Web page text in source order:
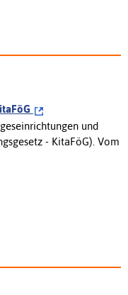
und
- KitaFöG). Vom